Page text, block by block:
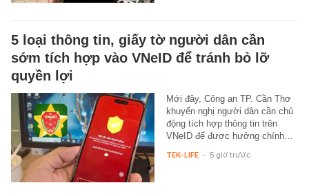
5 loại thông tin, giấy tờ người dân cần
sớm tích hợp vào VNeID để tránh bỏ lỡ
quyền lợi
Mới đây, Công an TP. Cần Thơ
khuyến nghị người dân cần chủ
động tích hợp thông tin trên
VNeID để được hưởng chính…
TEK-LIFE - 5 giờ trước